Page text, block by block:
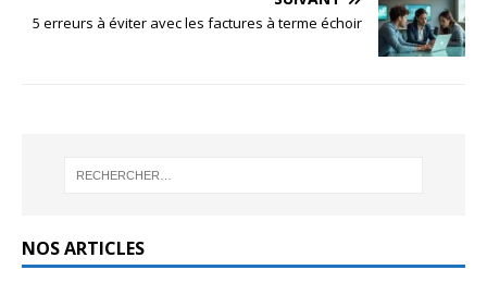
5 erreurs à éviter avec les factures à terme échoir
NOS ARTICLES